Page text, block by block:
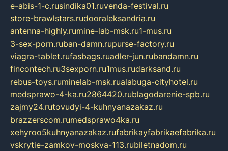
e-abis-1-c.rusindika01.ruvenda-festival.ru
store-brawlstars.rudooraleksandria.ru
antenna-highly.rumine-lab-msk.ru1-mus.ru
3-sex-porn.ruban-damn.rupurse-factory.ru
viagra-tablet.rufasbags.ruadler-jun.rubandamn.ru
fincontech.ru3sexporn.ru1mus.rudarksand.ru
rebus-toys.ruminelab-msk.rualabuga-cityhotel.ru
medsprawo-4-ka.ru2864420.rublagodarenie-spb.ru
zajmy24.rutovudyi-4-kuhnyanazakaz.ru
brazzerscom.rumedsprawo4ka.ru
xehyroo5kuhnyanazakaz.rufabrikayfabrikaefabrika.ru
vskrytie-zamkov-moskva-113.rubiletnadom.ru